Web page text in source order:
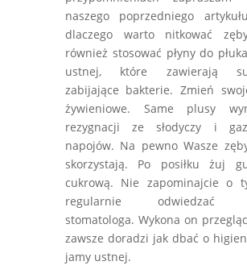
naszego poprzedniego
dlaczego warto nitkować
również stosować płyny do
ustnej, które zawierają
zabijające bakterie. Zmień
żywieniowe. Same plusy
rezygnacji ze słodyczy i
napojów. Na pewno Wasze
skorzystają. Po posiłku żuj
cukrową. Nie zapominajcie o
regularnie odwiedzać
stomatologa. Wykona on
zawsze doradzi jak dbać o
jamy ustnej.